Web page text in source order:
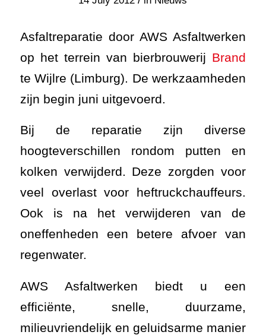
Asfaltreparatie door AWS Asfaltwerken
op het terrein van bierbrouwerij Brand
te Wijlre (Limburg). De werkzaamheden
zijn begin juni uitgevoerd.
Bij de reparatie zijn diverse
hoogteverschillen rondom putten en
kolken verwijderd. Deze zorgden voor
veel overlast voor heftruckchauffeurs.
Ook is na het verwijderen van de
oneffenheden een betere afvoer van
regenwater.
AWS Asfaltwerken biedt u een
efficiënte, snelle, duurzame,
milieuvriendelijk en geluidsarme manier